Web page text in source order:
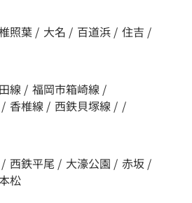
照葉 / 大名 / 百道浜 / 住吉 /
線 / 福岡市箱崎線 /
/ 香椎線 / 西鉄貝塚線 / /
/ 西鉄平尾 / 大濠公園 / 赤坂 /
松